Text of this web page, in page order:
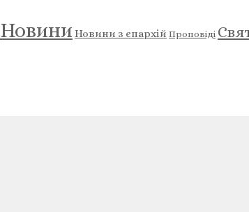
Новини Новини з єпархій Проповіді